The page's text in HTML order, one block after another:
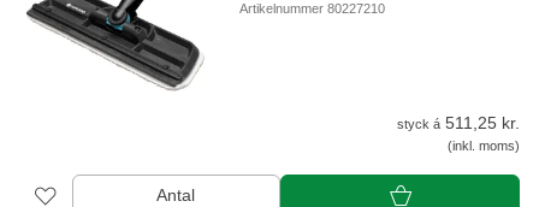
Artikelnummer 80227210
styck á 511,25 kr.
(inkl. moms)
Antal